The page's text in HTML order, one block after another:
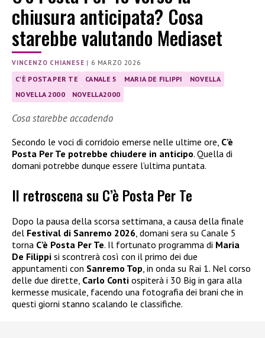
chiusura anticipata? Cosa
starebbe valutando Mediaset
VINCENZO CHIANESE | 6 MARZO 2026
C'È POSTA PER TE CANALE 5 MARIA DE FILIPPI
NOVELLA
NOVELLA 2000
NOVELLA2000
Cosa starebbe accadendo
Secondo le voci di corridoio emerse nelle ultime ore, C’è
Posta Per Te potrebbe chiudere in anticipo. Quella di
domani potrebbe dunque essere l’ultima puntata.
Il retroscena su C’è Posta Per Te
Dopo la pausa della scorsa settimana, a causa della finale
del Festival di Sanremo 2026, domani sera su Canale 5
torna C’è Posta Per Te. Il fortunato programma di Maria
De Filippi si scontrerà così con il primo dei due
appuntamenti con Sanremo Top, in onda su Rai 1. Nel corso
delle due dirette, Carlo Conti ospiterà i 30 Big in gara alla
kermesse musicale, facendo una fotografia dei brani che in
questi giorni stanno scalando le classifiche.